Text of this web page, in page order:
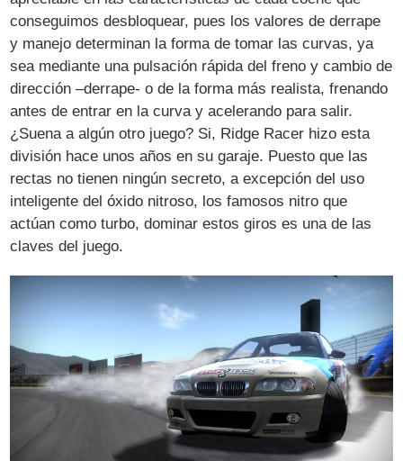
conseguimos desbloquear, pues los valores de derrape
y manejo determinan la forma de tomar las curvas, ya
sea mediante una pulsación rápida del freno y cambio de
dirección –derrape- o de la forma más realista, frenando
antes de entrar en la curva y acelerando para salir.
¿Suena a algún otro juego? Si, Ridge Racer hizo esta
división hace unos años en su garaje. Puesto que las
rectas no tienen ningún secreto, a excepción del uso
inteligente del óxido nitroso, los famosos nitro que
actúan como turbo, dominar estos giros es una de las
claves del juego.